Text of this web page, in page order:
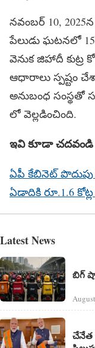
నవంబర్ 10,
పేలుడు ఘటనలో
వెనుక జిహాదీ కుట్ర
ఆధారాలు స్పష్టం
అనుబంధ సంస్థతో
లో వెల్లడించింది.
ఇవి కూడా చదవండి
ఏపీ కేబినెట్ పొదుపు
ఏడాదికి రూ.1.6
Latest News
బిగ్
చేనేత